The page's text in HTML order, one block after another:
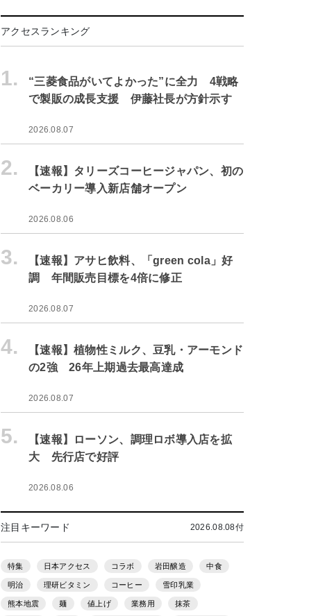
アクセスランキング
1.
“三菱食品がいてよかった”に全力 4戦略
で製販の成長支援 伊藤社長が方針示す
2026.08.07
2.
【速報】タリーズコーヒージャパン、初の
ベーカリー導入新店舗オープン
2026.08.06
3.
【速報】アサヒ飲料、「green cola」好
調 年間販売目標を4倍に修正
2026.08.07
4.
【速報】植物性ミルク、豆乳・アーモンド
の2強 26年上期過去最高達成
2026.08.07
5.
【速報】ローソン、調理ロボ導入店を拡
大 先行店で好評
2026.08.06
注目キーワード 2026.08.08付
特集 日本アクセス コラボ 岩田醸造 中食
明治 理研ビタミン コーヒー 雪印乳業
熊本地震 麺 値上げ 業務用 抹茶